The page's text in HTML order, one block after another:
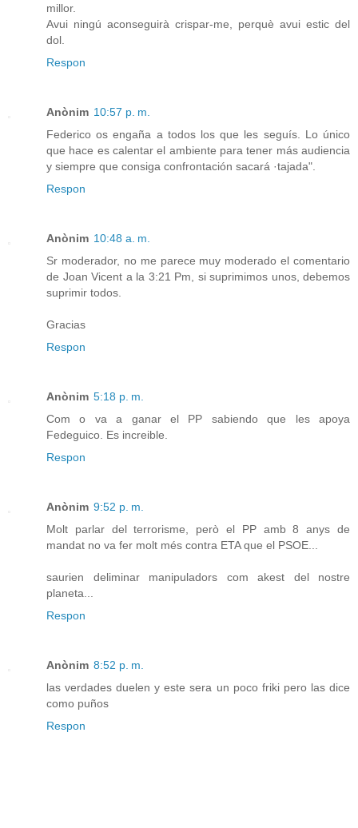
millor.
Avui ningú aconseguirà crispar-me, perquè avui estic del
dol.
Respon
Anònim 10:57 p. m.
Federico os engaña a todos los que les seguís. Lo único
que hace es calentar el ambiente para tener más audiencia
y siempre que consiga confrontación sacará ·tajada".
Respon
Anònim 10:48 a. m.
Sr moderador, no me parece muy moderado el comentario
de Joan Vicent a la 3:21 Pm, si suprimimos unos, debemos
suprimir todos.
Gracias
Respon
Anònim 5:18 p. m.
Com o va a ganar el PP sabiendo que les apoya
Fedeguico. Es increible.
Respon
Anònim 9:52 p. m.
Molt parlar del terrorisme, però el PP amb 8 anys de
mandat no va fer molt més contra ETA que el PSOE...
saurien deliminar manipuladors com akest del nostre
planeta...
Respon
Anònim 8:52 p. m.
las verdades duelen y este sera un poco friki pero las dice
como puños
Respon